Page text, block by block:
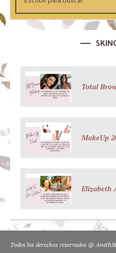
Total
MakeUp
Elizabeth
Todos los derechos reservados @